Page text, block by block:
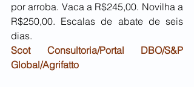
por arroba. Vaca a R$245,00. Novilha a
R$250,00. Escalas de abate de seis
dias.
Scot Consultoria/Portal DBO/S&P
Global/Agrifatto